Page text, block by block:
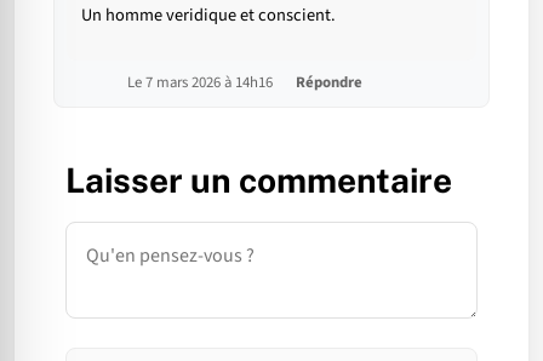
Un homme veridique et conscient.
Le 7 mars 2026 à 14h16 Répondre
Laisser un commentaire
Commentaire